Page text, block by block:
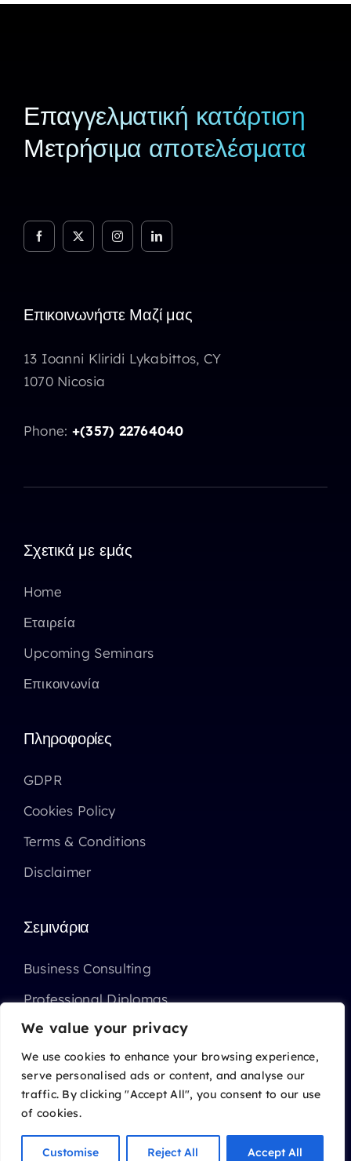
We value your privacy
We use cookies to enhance your browsing experience,
serve personalised ads or content, and analyse our
traffic. By clicking "Accept All", you consent to our use
of cookies.
Customise Reject All Accept All
Επαγγελματική κατάρτιση
Μετρήσιμα αποτελέσματα
Επικοινωνήστε Μαζί μας
13 Ioanni Kliridi Lykabittos, CY
1070 Nicosia
Phone: +(357) 22764040
Σχετικά με εμάς
Home
Εταιρεία
Upcoming Seminars
Επικοινωνία
Πληροφορίες
GDPR
Cookies Policy
Terms & Conditions
Disclaimer
Σεμινάρια
Business Consulting
Professional Diplomas
Επιχορηγημένα Σεμινάρια ΑΝΑΔ
© 2014 - 2026 • Charalambides Marketing Ltd
All Rights Reserved